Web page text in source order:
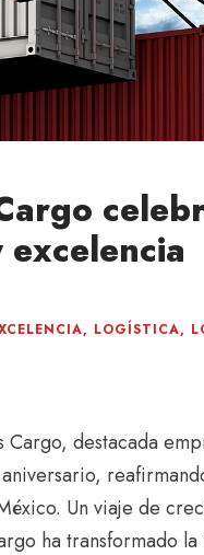
, LOGÍSTICA,
destacada
Un viaje de
ha transformado